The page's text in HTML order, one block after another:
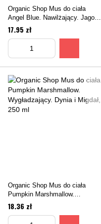
Organic Shop Mus do ciała
Angel Blue. Nawilżający. Jagoda
i Bawełna, 250 ml
17.95 zł
Organic Shop Mus do ciała
Pumpkin Marshmallow.
Wygładzający. Dynia i Migdał,
18.36 zł